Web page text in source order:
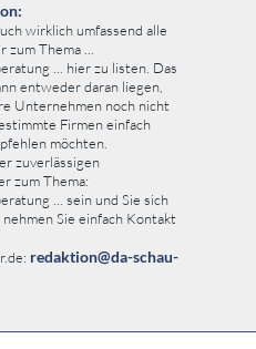
wirklich umfassend alle
zum Thema ...
... hier zu listen. Das
entweder daran liegen,
Unternehmen noch nicht
Firmen einfach
möchten.
zuverlässigen
zum Thema:
... sein und Sie sich
Sie einfach Kontakt
redaktion@da-schau-